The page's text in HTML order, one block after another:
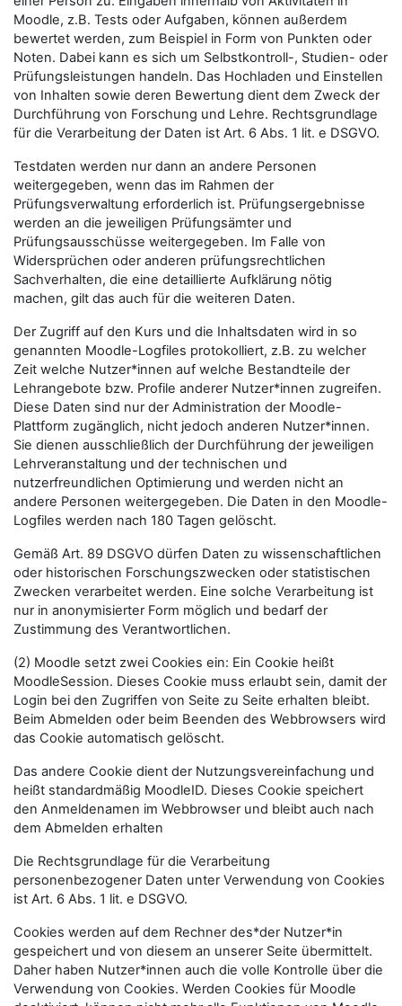
Moodle, z.B. Tests oder Aufgaben, können außerdem
bewertet werden, zum Beispiel in Form von Punkten oder
Noten. Dabei kann es sich um Selbstkontroll-, Studien- oder
Prüfungsleistungen handeln. Das Hochladen und Einstellen
von Inhalten sowie deren Bewertung dient dem Zweck der
Durchführung von Forschung und Lehre. Rechtsgrundlage
für die Verarbeitung der Daten ist Art. 6 Abs. 1 lit. e DSGVO.
Testdaten werden nur dann an andere Personen
weitergegeben, wenn das im Rahmen der
Prüfungsverwaltung erforderlich ist. Prüfungsergebnisse
werden an die jeweiligen Prüfungsämter und
Prüfungsausschüsse weitergegeben. Im Falle von
Widersprüchen oder anderen prüfungsrechtlichen
Sachverhalten, die eine detaillierte Aufklärung nötig
machen, gilt das auch für die weiteren Daten.
Der Zugriff auf den Kurs und die Inhaltsdaten wird in so
genannten Moodle-Logfiles protokolliert, z.B. zu welcher
Zeit welche Nutzer*innen auf welche Bestandteile der
Lehrangebote bzw. Profile anderer Nutzer*innen zugreifen.
Diese Daten sind nur der Administration der Moodle-
Plattform zugänglich, nicht jedoch anderen Nutzer*innen.
Sie dienen ausschließlich der Durchführung der jeweiligen
Lehrveranstaltung und der technischen und
nutzerfreundlichen Optimierung und werden nicht an
andere Personen weitergegeben. Die Daten in den Moodle-
Logfiles werden nach 180 Tagen gelöscht.
Gemäß Art. 89 DSGVO dürfen Daten zu wissenschaftlichen
oder historischen Forschungszwecken oder statistischen
Zwecken verarbeitet werden. Eine solche Verarbeitung ist
nur in anonymisierter Form möglich und bedarf der
Zustimmung des Verantwortlichen.
(2) Moodle setzt zwei Cookies ein: Ein Cookie heißt
MoodleSession. Dieses Cookie muss erlaubt sein, damit der
Login bei den Zugriffen von Seite zu Seite erhalten bleibt.
Beim Abmelden oder beim Beenden des Webbrowsers wird
das Cookie automatisch gelöscht.
Das andere Cookie dient der Nutzungsvereinfachung und
heißt standardmäßig MoodleID. Dieses Cookie speichert
den Anmeldenamen im Webbrowser und bleibt auch nach
dem Abmelden erhalten
Die Rechtsgrundlage für die Verarbeitung
personenbezogener Daten unter Verwendung von Cookies
ist Art. 6 Abs. 1 lit. e DSGVO.
Cookies werden auf dem Rechner des*der Nutzer*in
gespeichert und von diesem an unserer Seite übermittelt.
Daher haben Nutzer*innen auch die volle Kontrolle über die
Verwendung von Cookies. Werden Cookies für Moodle